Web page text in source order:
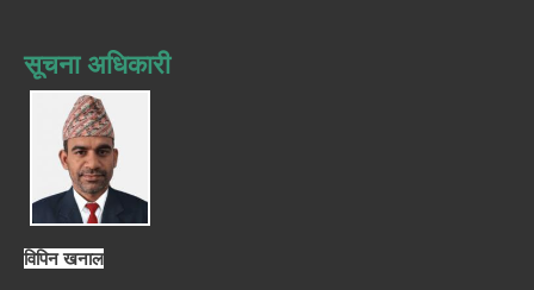
सूचना अधिकारी
विपिन खनाल